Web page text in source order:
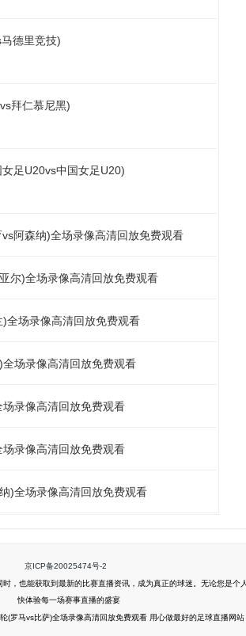
德里竞技)
拜仁慕尼黑)
足U20vs中国女足U20)
阿森纳)全场录像高清回放免费观看
尔)全场录像高清回放免费观看
全场录像高清回放免费观看
场录像高清回放免费观看
录像高清回放免费观看
录像高清回放免费观看
)全场录像高清回放免费观看
京ICP备20025474号-2
，也能获取到最新的比赛直播资讯，成为真正的球迷。无论您是个
快体验每一场赛事直播的盛宴
罗马vs比萨)全场录像高清回放免费观看 用心做最好的足球直播网站